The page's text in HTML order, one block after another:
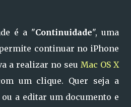
é a "Continuidade", uma
continuar no iPhone
a realizar no seu Mac OS X
um clique. Quer seja a
a editar um documento e